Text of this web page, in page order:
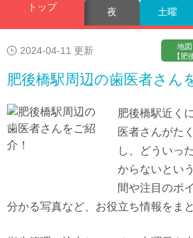
トップ 夜 土曜
2024-04-11 更新
地
【肥
肥後橋駅周辺の歯医者さん
肥後橋駅近く
医者さんがた
し、どういっ
からないとい
間や注目のポ
分かる写真など、お役立ち情報をま